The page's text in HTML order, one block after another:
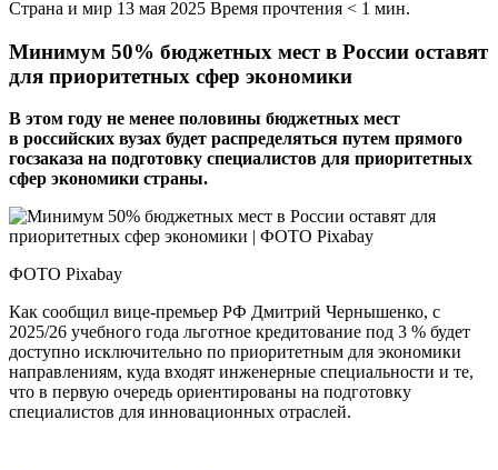
Страна и мир 13 мая 2025 Время прочтения < 1 мин.
Минимум 50% бюджетных мест в России оставят
для приоритетных сфер экономики
В этом году не менее половины бюджетных мест
в российских вузах будет распределяться путем прямого
госзаказа на подготовку специалистов для приоритетных
сфер экономики страны.
ФОТО Pixabay
Как сообщил вице-премьер РФ Дмитрий Чернышенко, с
2025/26 учебного года льготное кредитование под 3 % будет
доступно исключительно по приоритетным для экономики
направлениям, куда входят инженерные специальности и те,
что в первую очередь ориентированы на подготовку
специалистов для инновационных отраслей.